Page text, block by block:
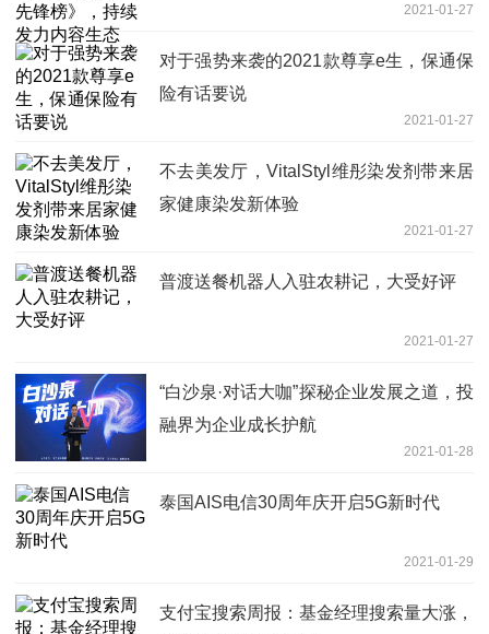
2021-01-27
对于强势来袭的2021款尊享e生，保通保
险有话要说
2021-01-27
不去美发厅，VitalStyl维彤染发剂带来居
家健康染发新体验
2021-01-27
普渡送餐机器人入驻农耕记，大受好评
2021-01-27
“白沙泉·对话大咖”探秘企业发展之道，投
融界为企业成长护航
2021-01-28
泰国AIS电信30周年庆开启5G新时代
2021-01-29
支付宝搜索周报：基金经理搜索量大涨，